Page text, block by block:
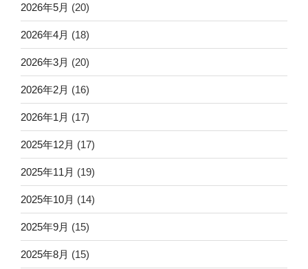
2026年5月 (20)
2026年4月 (18)
2026年3月 (20)
2026年2月 (16)
2026年1月 (17)
2025年12月 (17)
2025年11月 (19)
2025年10月 (14)
2025年9月 (15)
2025年8月 (15)